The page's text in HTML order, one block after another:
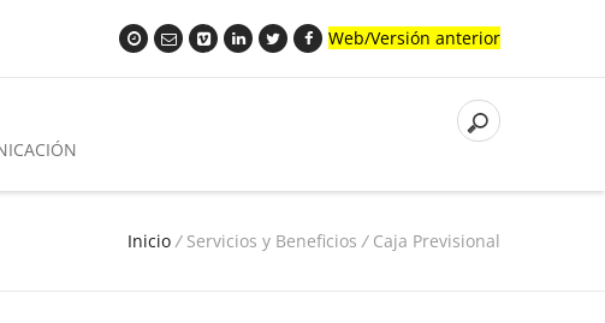
Web/Versión anterior
Inicio /Servicios y Beneficios/ Caja Previsional